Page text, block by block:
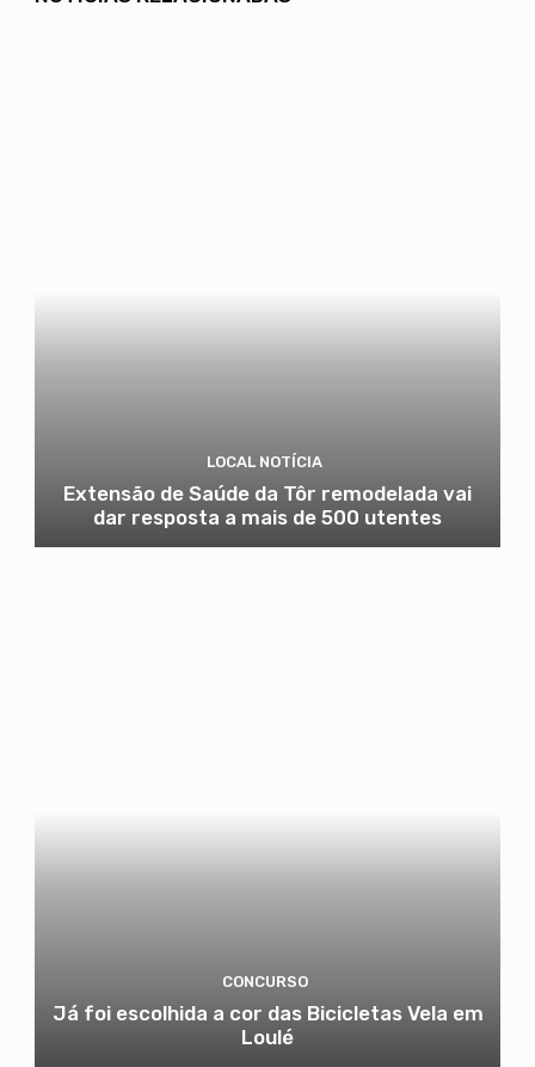
LOCAL NOTÍCIA
Extensão de Saúde da Tôr remodelada vai
dar resposta a mais de 500 utentes
CONCURSO
Já foi escolhida a cor das Bicicletas Vela em
Loulé